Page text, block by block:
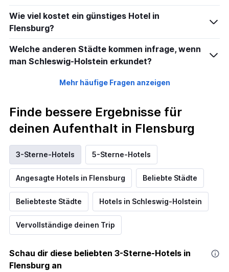
Wie viel kostet ein günstiges Hotel in
Flensburg?
Welche anderen Städte kommen infrage, wenn
man Schleswig-Holstein erkundet?
Mehr häufige Fragen anzeigen
Finde bessere Ergebnisse für
deinen Aufenthalt in Flensburg
3-Sterne-Hotels 5-Sterne-Hotels
Angesagte Hotels in Flensburg Beliebte Städte
Beliebteste Städte Hotels in Schleswig-Holstein
Vervollständige deinen Trip
Schau dir diese beliebten 3-Sterne-Hotels in
Flensburg an